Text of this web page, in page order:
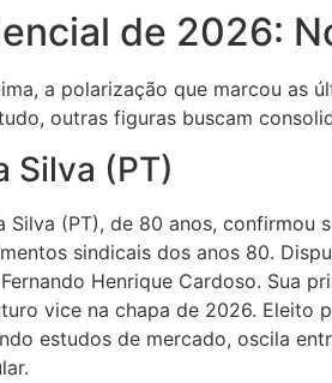
de 2026:
a polarização que marcou as
outras figuras buscam
Silva (PT)
Silva (PT), de 80 anos,
sindicais dos anos 80.
Henrique Cardoso. Sua
vice na chapa de 2026.
estudos de mercado, oscila